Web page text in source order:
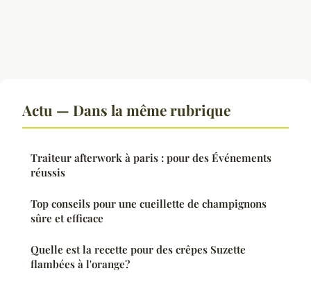
Actu — Dans la même rubrique
Traiteur afterwork à paris : pour des Événements
réussis
Top conseils pour une cueillette de champignons
sûre et efficace
Quelle est la recette pour des crêpes Suzette
flambées à l'orange?